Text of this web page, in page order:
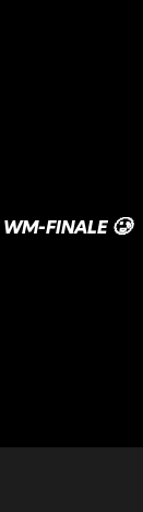
WM-FINALE 🥲